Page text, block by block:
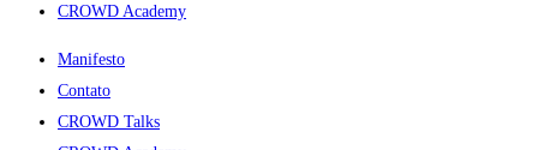
CROWD Academy
Manifesto
Contato
CROWD Talks